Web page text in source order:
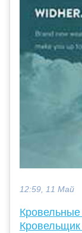
12:59, 11 Май